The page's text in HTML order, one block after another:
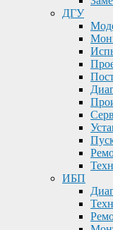
ДГУ
ИБП